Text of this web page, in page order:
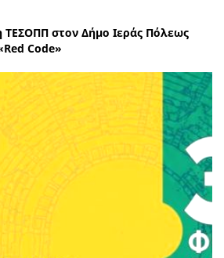
ΤΕΣΟΠΠ στον Δήμο Ιεράς Πόλεως
Code»